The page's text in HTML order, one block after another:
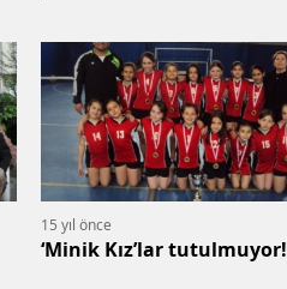
15 yıl önce
‘Minik Kız’lar tutulmuyor!